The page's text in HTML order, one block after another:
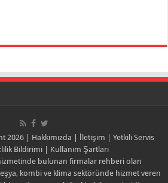
2026 | Hakkımızda | İletişim | Yetkili Servis
Bildirimi| Kullanım Şartları
bulunan firmalar rehberi olan
kombi ve klima sektöründe hizmet veren